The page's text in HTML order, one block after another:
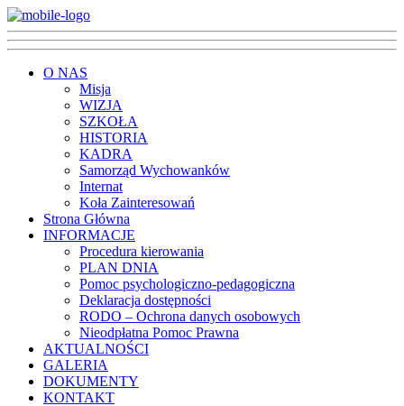
O NAS
Misja
WIZJA
SZKOŁA
HISTORIA
KADRA
Samorząd Wychowanków
Internat
Koła Zainteresowań
Strona Główna
INFORMACJE
Procedura kierowania
PLAN DNIA
Pomoc psychologiczno-pedagogiczna
Deklaracja dostępności
RODO – Ochrona danych osobowych
Nieodpłatna Pomoc Prawna
AKTUALNOŚCI
GALERIA
DOKUMENTY
KONTAKT